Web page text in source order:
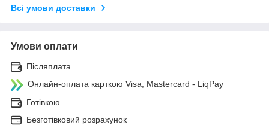
Всі умови доставки
Умови оплати
Післяплата
Онлайн-оплата карткою Visa, Mastercard - LiqPay
Готівкою
Безготівковий розрахунок